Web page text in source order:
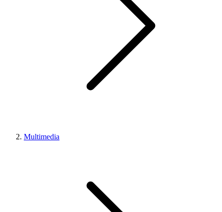
Multimedia